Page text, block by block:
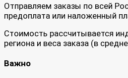
Отправляем заказы по всей
предоплата или наложенный
Стоимость рассчитывается
региона и веса заказа (в
Важно